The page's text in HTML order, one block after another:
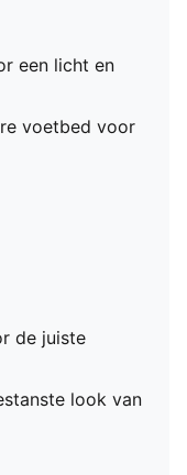
een licht en
voetbed voor
de juiste
look van